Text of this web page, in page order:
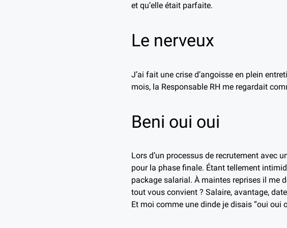
et qu’elle était parfaite.
Le nerveux
J’ai fait une crise d’angoisse en plein
mois, la Responsable RH me regardait
Beni oui oui
Lors d’un processus de recrutement avec
pour la phase finale. Étant tellement
package salarial. À maintes reprises il me
tout vous convient ? Salaire, avantage,
Et moi comme une dinde je disais “oui oui